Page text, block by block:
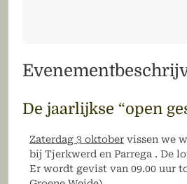
De jaarlijkse “open
Zaterdag 3 oktober vissen we
bij Tjerkwerd en Parrega . De
Er wordt gevist van 09.00 uur